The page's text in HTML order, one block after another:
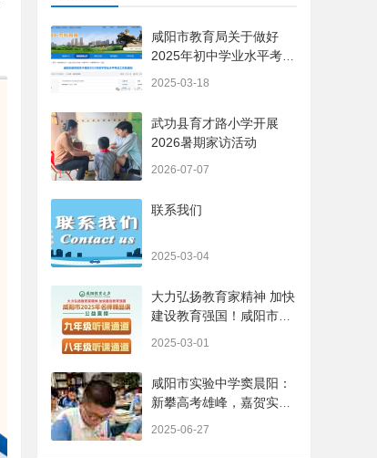
咸阳市教育局关于做好
2025年初中学业水平考试
2025-03-18
武功县育才路小学开展
2026暑期家访活动
2026-07-07
联系我们
2025-03-04
大力弘扬教育家精神 加快
建设教育强国！咸阳市
2025-03-01
咸阳市实验中学窦晨阳：
新攀高考雄峰，嘉贺实验
2025-06-27